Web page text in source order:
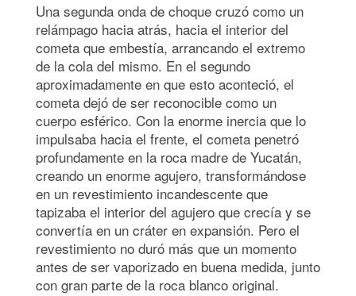
Una segunda onda de choque cruzó como un
relámpago hacia atrás, hacia el interior del
cometa que embestía, arrancando el extremo
de la cola del mismo. En el segundo
aproximadamente en que esto aconteció, el
cometa dejó de ser reconocible como un
cuerpo esférico. Con la enorme inercia que lo
impulsaba hacia el frente, el cometa penetró
profundamente en la roca madre de Yucatán,
creando un enorme agujero, transformándose
en un revestimiento incandescente que
tapizaba el interior del agujero que crecía y se
convertía en un cráter en expansión. Pero el
revestimiento no duró más que un momento
antes de ser vaporizado en buena medida, junto
con gran parte de la roca blanco original.